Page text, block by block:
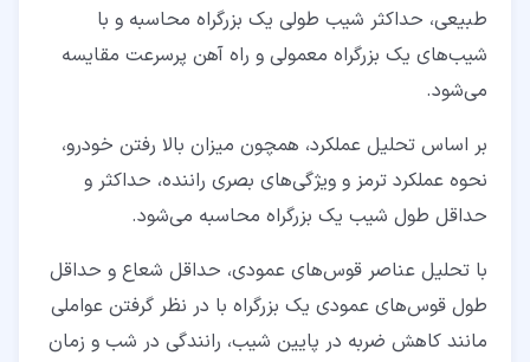
طبیعی، حداکثر شیب طولی یک بزرگراه محاسبه و با
شیب‌های یک بزرگراه معمولی و راه‌ آهن پرسرعت مقایسه
می‌شود.
بر اساس تحلیل عملکرد، همچون میزان بالا رفتن خودرو،
نحوه عملکرد ترمز و ویژگی‌های بصری راننده، حداکثر و
حداقل طول شیب یک بزرگراه محاسبه می‌شود.
با تحلیل عناصر قوس‌های عمودی، حداقل شعاع و حداقل
طول قوس‌های عمودی یک بزرگراه با در نظر گرفتن عواملی
مانند کاهش ضربه در پایین شیب، رانندگی در شب و زمان